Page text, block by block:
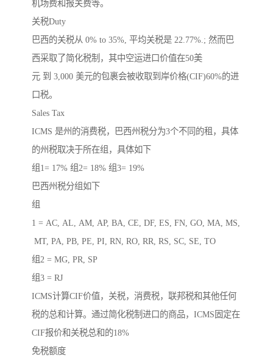
机场费和报关费等。
关税Duty
巴西的关税从 0% to 35%, 平均关税是 22.77%.; 然而巴
西采取了简化税制，其中空运进口价值在50美
元 到 3,000 美元的包裹会被收取到岸价格(CIF)60%的进
口税。
Sales Tax
ICMS 是州的消费税，巴西州税分为3个不同的租，具体
的州税取决于所在组，具体如下
组1= 17% 组2= 18% 组3= 19%
巴西州税分组如下
组
1 = AC, AL, AM, AP, BA, CE, DF, ES, FN, GO, MA, MS,
MT, PA, PB, PE, PI, RN, RO, RR, RS, SC, SE, TO
组2 = MG, PR, SP
组3 = RJ
ICMS计算CIF价值，关税，消费税，联邦税和其他任何
税的总和计算。通过简化税制进口的商品，ICMS固定在
CIF报价和关税总和的18%
免税额度